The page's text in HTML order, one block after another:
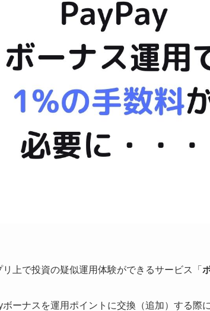
上で投資の疑似運用体験ができるサービス「
ーナスを運用ポイントに交換（追加）する際